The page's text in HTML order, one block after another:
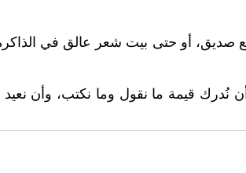
صديق، أو حتى بيت شعر عالق في
قيمة ما نقول وما نكتب، وأن نعيد